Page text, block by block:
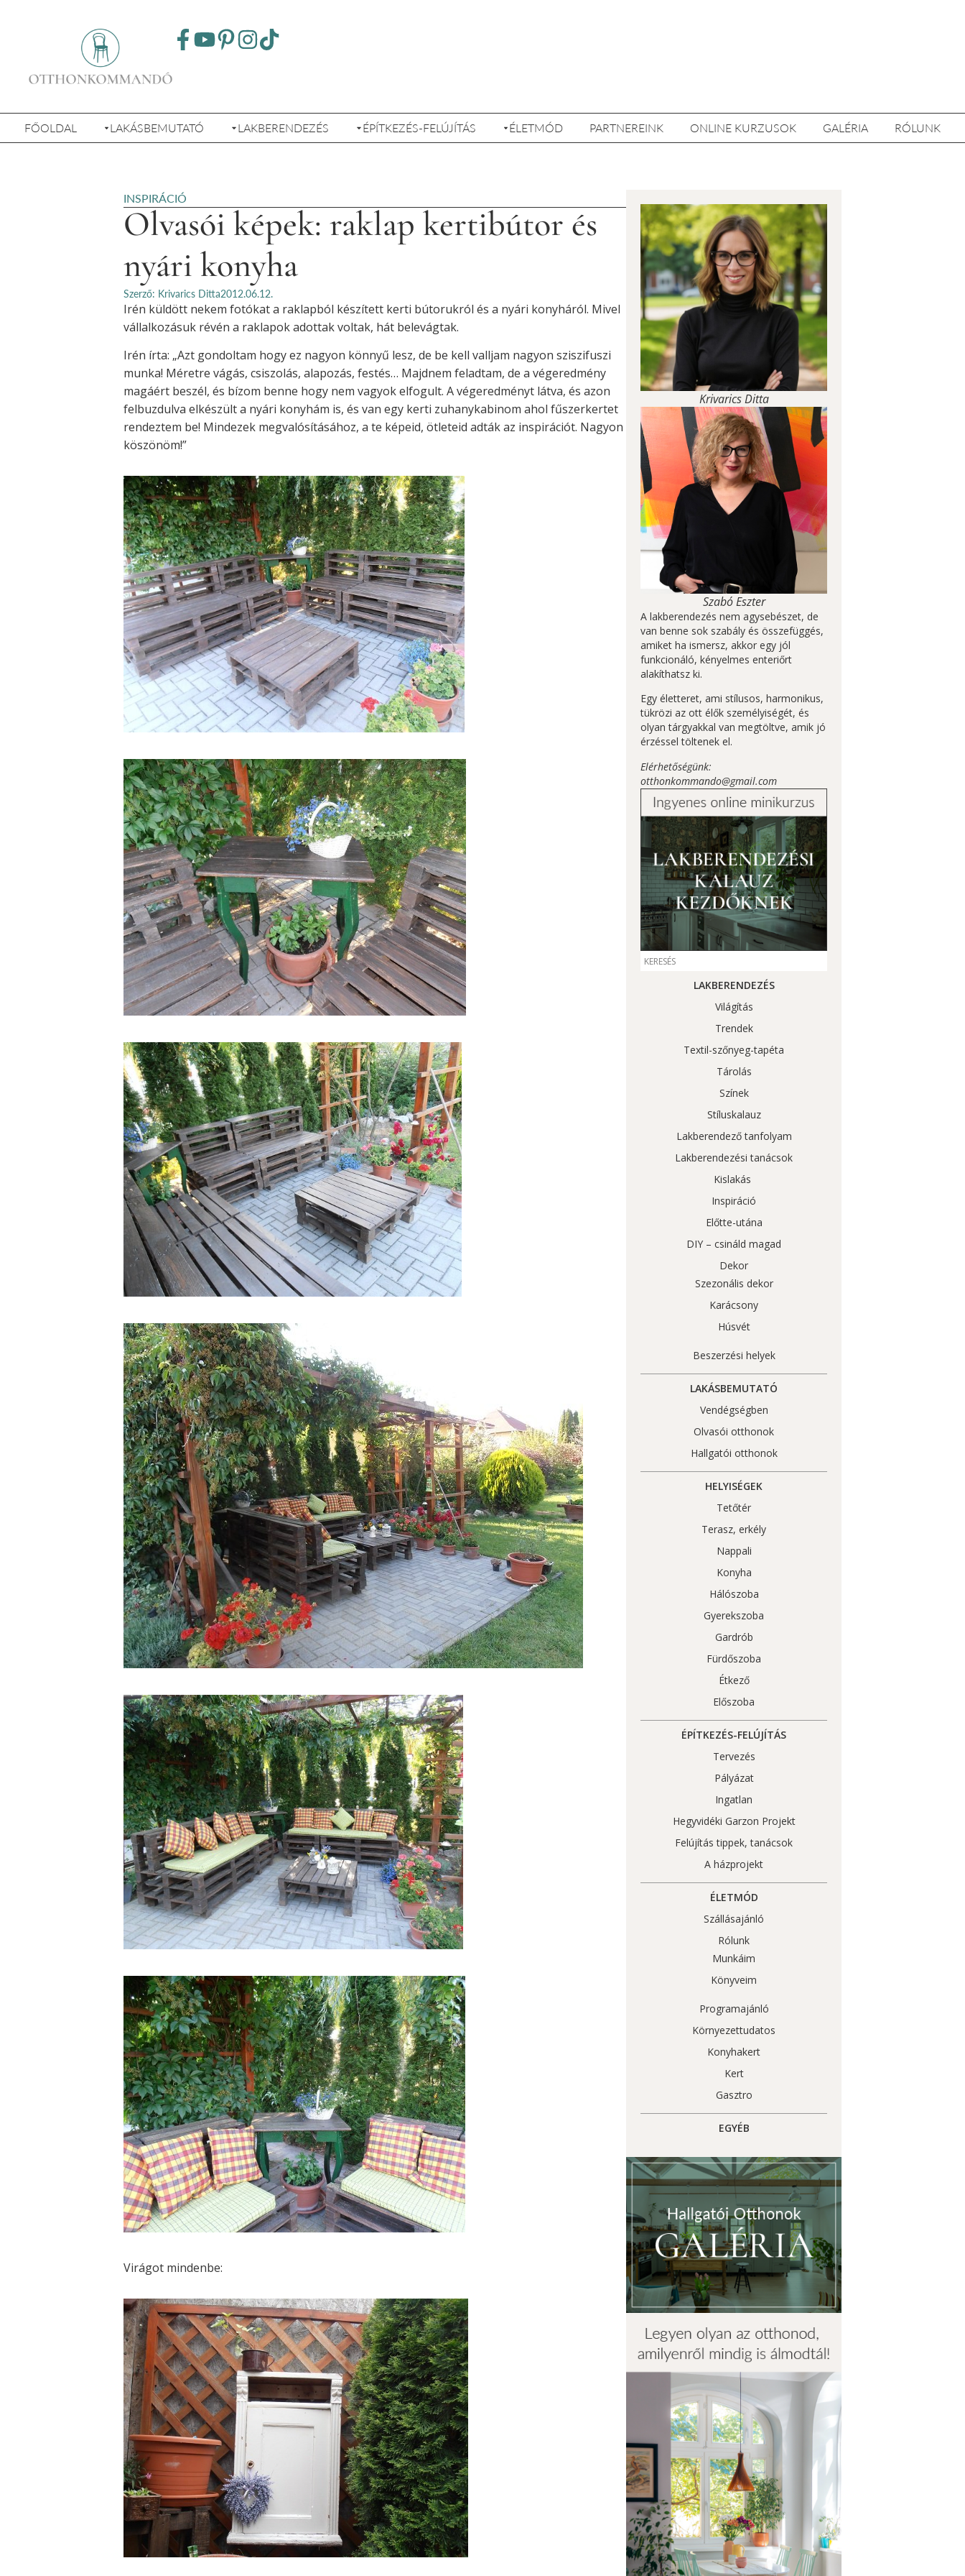
FŐOLDAL LAKÁSBEMUTATÓ LAKBERENDEZÉS ÉPÍTKEZÉS-FELÚJÍTÁS ÉLETMÓD PARTNEREINK ONLINE KURZUSOK GALÉRIA RÓLUNK
INSPIRÁCIÓ
Olvasói képek: raklap kertibútor és
nyári konyha
Szerző: Krivarics Ditta2012.06.12.
Irén küldött nekem fotókat a raklapból készített kerti bútorukról és a nyári konyháról. Mivel
vállalkozásuk révén a raklapok adottak voltak, hát belevágtak.
Irén írta: „Azt gondoltam hogy ez nagyon könnyű lesz, de be kell valljam nagyon sziszifuszi
munka! Méretre vágás, csiszolás, alapozás, festés… Majdnem feladtam, de a végeredmény
magáért beszél, és bízom benne hogy nem vagyok elfogult. A végeredményt látva, és azon
felbuzdulva elkészült a nyári konyhám is, és van egy kerti zuhanykabinom ahol fűszerkertet
rendeztem be! Mindezek megvalósításához, a te képeid, ötleteid adták az inspirációt. Nagyon
köszönöm!”
Virágot mindenbe:
Krivarics Ditta
Szabó Eszter
A lakberendezés nem agysebészet, de
van benne sok szabály és összefüggés,
amiket ha ismersz, akkor egy jól
funkcionáló, kényelmes enteriőrt
alakíthatsz ki.
Egy életteret, ami stílusos, harmonikus,
tükrözi az ott élők személyiségét, és
olyan tárgyakkal van megtöltve, amik jó
érzéssel töltenek el.
Elérhetőségünk:
otthonkommando@gmail.com
LAKBERENDEZÉS
Világítás
Trendek
Textil-szőnyeg-tapéta
Tárolás
Színek
Stíluskalauz
Lakberendező tanfolyam
Lakberendezési tanácsok
Kislakás
Inspiráció
Előtte-utána
DIY – csináld magad
Dekor
Szezonális dekor
Karácsony
Húsvét
Beszerzési helyek
LAKÁSBEMUTATÓ
Vendégségben
Olvasói otthonok
Hallgatói otthonok
HELYISÉGEK
Tetőtér
Terasz, erkély
Nappali
Konyha
Hálószoba
Gyerekszoba
Gardrób
Fürdőszoba
Étkező
Előszoba
ÉPÍTKEZÉS-FELÚJÍTÁS
Tervezés
Pályázat
Ingatlan
Hegyvidéki Garzon Projekt
Felújítás tippek, tanácsok
A házprojekt
ÉLETMÓD
Szállásajánló
Rólunk
Munkáim
Könyveim
Programajánló
Környezettudatos
Konyhakert
Kert
Gasztro
EGYÉB